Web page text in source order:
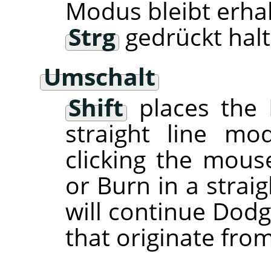
Modus bleibt
Strg gedrückt
Umschalt
Shift places
straight line
clicking the
or Burn in a
will continue
that originate